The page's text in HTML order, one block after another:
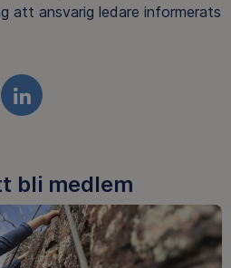
att ansvarig ledare informerats
LINKEDIN
bli medlem